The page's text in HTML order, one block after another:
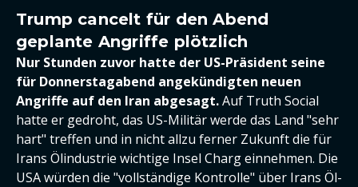
Trump cancelt für den Abend
geplante Angriffe plötzlich
Nur Stunden zuvor hatte der US-Präsident seine
für Donnerstagabend angekündigten neuen
Angriffe auf den Iran abgesagt.Auf Truth Social
hatte er gedroht, das US-Militär werde das Land "sehr
hart" treffen und in nicht allzu ferner Zukunft die für
Irans Ölindustrie wichtige Insel Charg einnehmen. Die
USA würden die "vollständige Kontrolle" über Irans Öl-